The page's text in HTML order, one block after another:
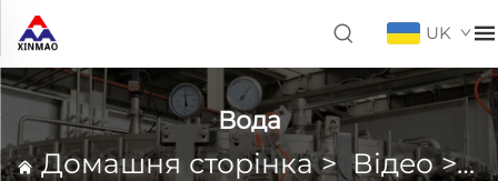
UK
Вода
Домашня сторінка>Відео>